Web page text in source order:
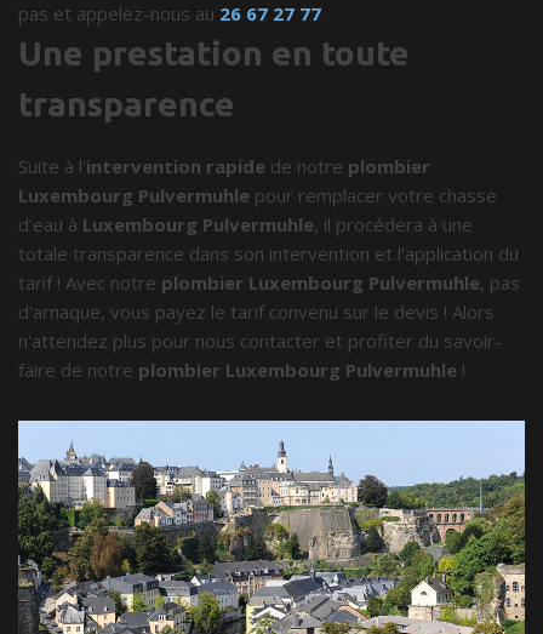
pas et appelez-nous au 26 67 27 77.
Une prestation en toute
transparence
Suite à l'intervention rapide de notre plombier
Luxembourg Pulvermuhle pour remplacer votre chasse
d'eau à Luxembourg Pulvermuhle, il procédera à une
totale transparence dans son intervention et l'application du
tarif ! Avec notre plombier Luxembourg Pulvermuhle, pas
d'arnaque, vous payez le tarif convenu sur le devis ! Alors
n'attendez plus pour nous contacter et profiter du savoir-
faire de notre plombier Luxembourg Pulvermuhle !